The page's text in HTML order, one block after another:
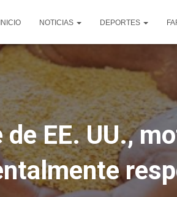
INICIO NOTICIAS DEPORTES
EE. UU.,